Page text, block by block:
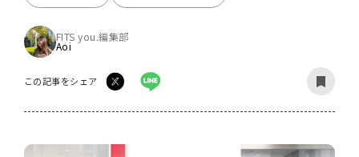
FITS you.編集部
Aoi
この記事をシェア